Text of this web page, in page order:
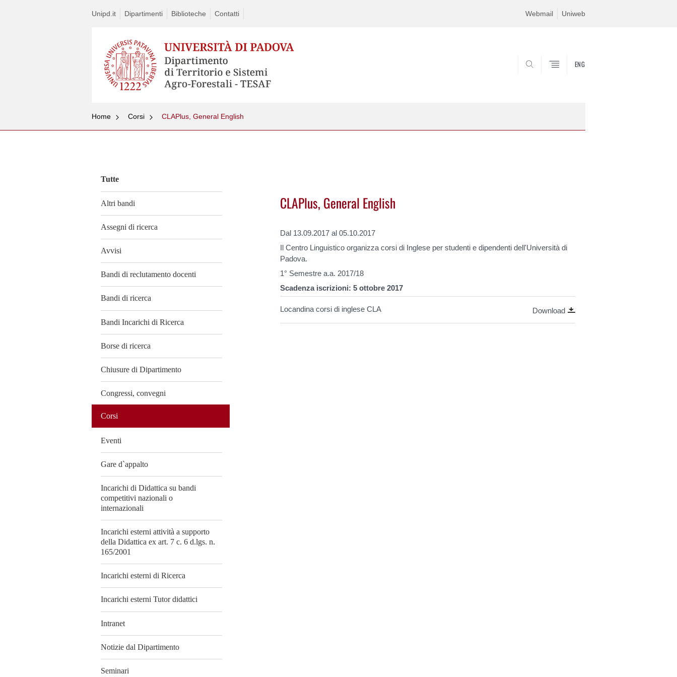
Unipd.it Dipartimenti Biblioteche Contatti Webmail Uniweb
ENG
Home Corsi CLAPlus, General English
Tutte
Altri bandi
Assegni di ricerca
Avvisi
Bandi di reclutamento docenti
Bandi di ricerca
Bandi Incarichi di Ricerca
Borse di ricerca
Chiusure di Dipartimento
Congressi, convegni
Corsi
Eventi
Gare d`appalto
Incarichi di Didattica su bandi
competitivi nazionali o
internazionali
Incarichi esterni attività a supporto
della Didattica ex art. 7 c. 6 d.lgs. n.
165/2001
Incarichi esterni di Ricerca
Incarichi esterni Tutor didattici
Intranet
Notizie dal Dipartimento
Seminari
CLAPlus, General English
Dal 13.09.2017 al 05.10.2017
Il Centro Linguistico organizza corsi di Inglese per studenti e dipendenti dell'Università di
Padova.
1° Semestre a.a. 2017/18
Scadenza iscrizioni: 5 ottobre 2017
Locandina corsi di inglese CLA Download